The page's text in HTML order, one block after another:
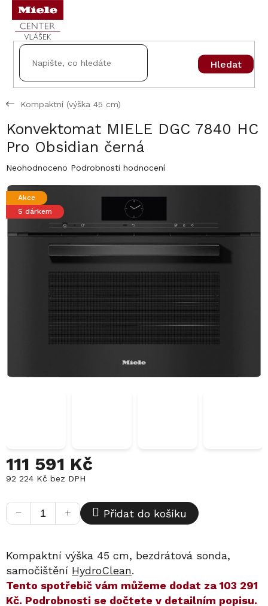
Přejít
obsah
Hledat
Kompaktní (výška 45 cm)
Konvektomat MIELE DGC 7840 HC
Pro Obsidian černá
Průměrné
produktu
0,0
5
Neohodnoceno Podrobnosti hodnocení
Akce
S dárkem
111 591 Kč
92 224 Kč bez DPH
cena:
+
− Přidat do košíku
Kompaktní výška 45 cm, bezdrátová sonda,
samočištění HydroClean.
​​Tento spotřebič vám můžeme dodat za 103 291
Kč. Podrobnosti se dočtete v detailním popisu.